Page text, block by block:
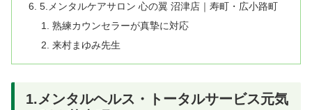
5.メンタルケアサロン 心の翼 沼津店｜寿町・広小路町
熟練カウンセラーが真摯に対応
来村まゆみ先生
1.メンタルヘルス・トータルサービス元気